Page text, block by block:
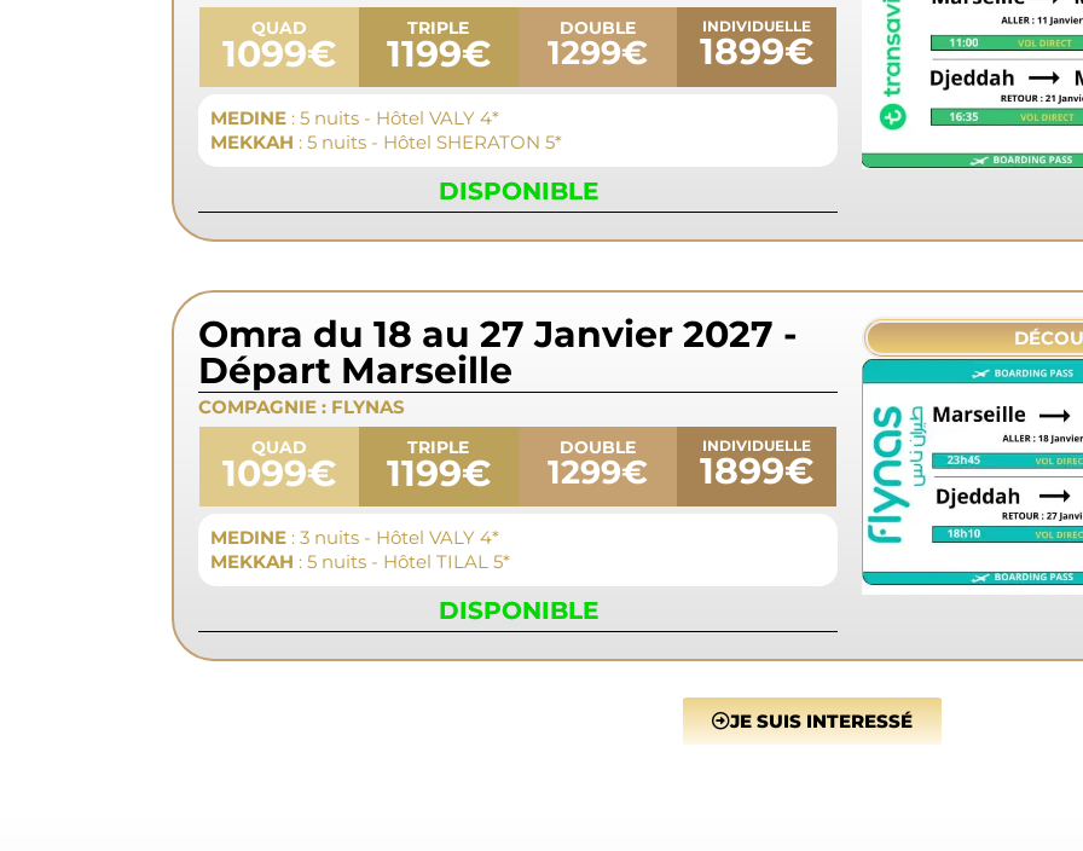
QUAD
1099€
TRIPLE
1199€
DOUBLE
1299€
INDIVIDUELLE
1899€
MEDINE : 5 nuits - Hôtel VALY 4*
MEKKAH : 5 nuits - Hôtel SHERATON 5*
DISPONIBLE
Omra du 18 au 27 Janvier 2027 -
Départ Marseille
COMPAGNIE : FLYNAS
QUAD
1099€
TRIPLE
1199€
DOUBLE
1299€
INDIVIDUELLE
1899€
MEDINE : 3 nuits - Hôtel VALY 4*
MEKKAH : 5 nuits - Hôtel TILAL 5*
DISPONIBLE
JE SUIS INTERESSÉ